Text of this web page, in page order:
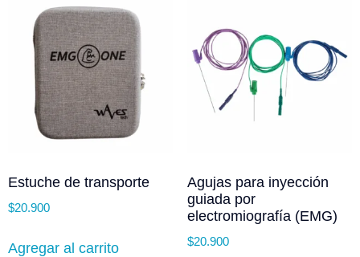
Estuche de transporte
$20.900
Agregar al carrito
Agujas para inyección
guiada por
electromiografía (EMG)
$20.900